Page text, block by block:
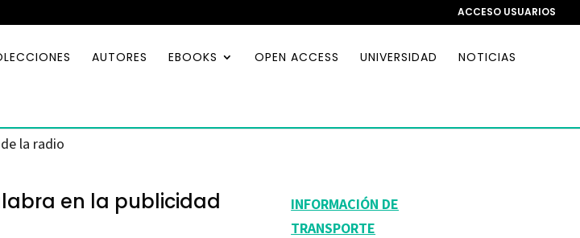
ACCESO USUARIOS
AUTORES EBOOKS OPEN ACCESS UNIVERSIDAD NOTICIAS
la radio
en la publicidad
INFORMACIÓN DE
TRANSPORTE